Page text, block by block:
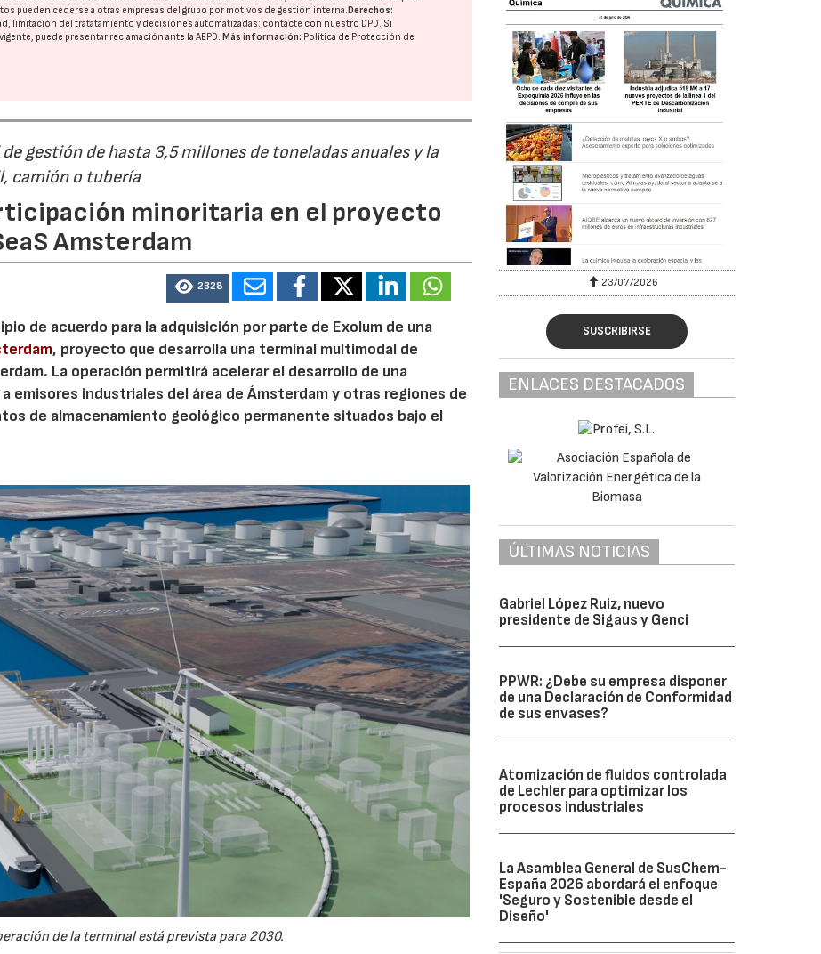
pueden cederse a otras empresas del grupo por motivos de gestión interna. Derechos:
limitación del tratatamiento y decisiones automatizadas: contacte con nuestro DPD. Si
puede presentar reclamación ante laAEPD. Más información: Política de Protección de
gestión de hasta 3,5 millones de toneladas anuales y la
camión o tubería
minoritaria en el proyecto
Amsterdam
2328
de acuerdo para la adquisición por parte de Exolum de una
, proyecto que desarrolla una terminal multimodal de
La operación permitirá acelerar el desarrollo de una
industriales del área de Ámsterdam y otras regiones de
de almacenamiento geológico permanente situados bajo el
de la terminal está prevista para 2030.
23/07/2026 30/07/2026 23/07/2026
SUSCRIBIRSE
ENLACES DESTACADOS
ÚLTIMAS NOTICIAS
Gabriel López Ruiz, nuevo
presidente de Sigaus y Genci
PPWR: ¿Debe su empresa disponer
de una Declaración de Conformidad
de sus envases?
Atomización de fluidos controlada
de Lechler para optimizar los
procesos industriales
La Asamblea General de SusChem-
España 2026 abordará el enfoque
'Seguro y Sostenible desde el
Diseño'